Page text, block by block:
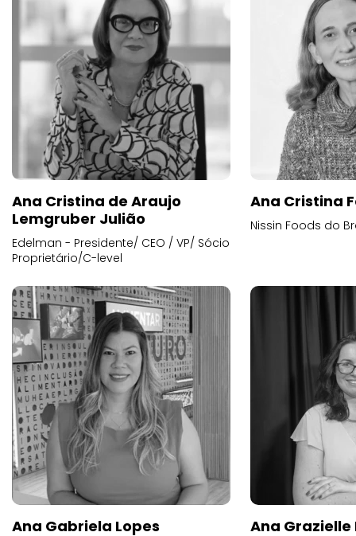
Ana Cristina de Araujo
Lemgruber Julião
Edelman - Presidente/ CEO / VP/ Sócio
Proprietário/C-level
Ana Cristina
Nissin Foods do
Ana Gabriela Lopes
Ana